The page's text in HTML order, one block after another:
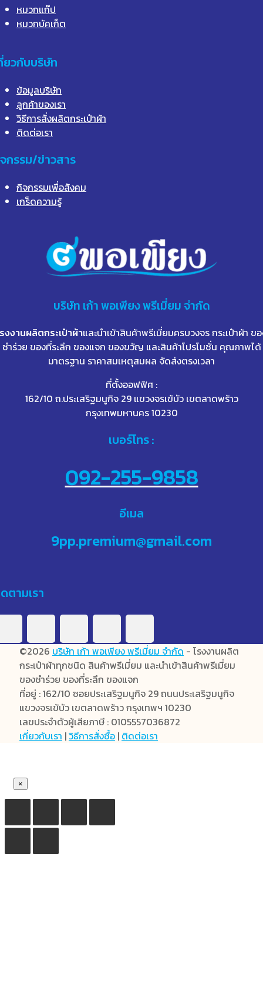
หมวกแก๊ป
หมวกบัคเก็ต
ยวกับบริษัท
ข้อมูลบริษัท
ลูกค้าของเรา
วิธีการสั่งผลิตกระเป๋าผ้า
ติดต่อเรา
กรรม/ข่าวสาร
กิจกรรมเพื่อสังคม
เกร็ดความรู้
บริษัท เก้าพอเพียง พรีเมี่ยม จำกัด
งงานผลิตกระเป๋าผ้าและนำเข้าสินค้าพรีเมี่ยมครบวงจร กระเป๋าผ้า ข
ชำร่วย ของที่ระลึก ของแจก ของขวัญ และสินค้าโปรโมชั่น คุณภาพได้
มาตรฐาน ราคาสมเหตุสมผล จัดส่งตรงเวลา
ที่ตั้งออฟฟิศ :
162/10 ถ.ประเสริฐมนูกิจ 29 แขวงจรเข้บัว เขตลาดพร้าว
กรุงเทพมหานคร 10230
เบอร์โทร :
092-255-9858
อีเมล
9pp.premium@gmail.com
ตามเรา
©2026 บริษัท เก้า พอเพียง พรีเมี่ยม จำกัด - โรงงานผลิต
กระเป๋าผ้าทุกชนิด สินค้าพรีเมี่ยม และนำเข้าสินค้าพรีเมี่ยม
ของชำร่วย ของที่ระลึก ของแจก
ที่อยู่ : 162/10 ซอยประเสริฐมนูกิจ 29 ถนนประเสริฐมนูกิจ
แขวงจรเข้บัว เขตลาดพร้าว กรุงเทพฯ 10230
เลขประจำตัวผู้เสียภาษี : 0105557036872
เกี่ยวกับเรา |วิธีการสั่งซื้อ | ติดต่อเรา
×